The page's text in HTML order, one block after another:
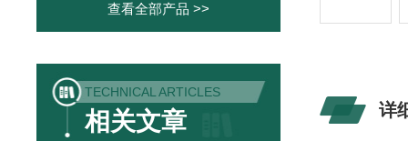
查看全部产品 >>
TECHNICAL ARTICLES
相关文章 详